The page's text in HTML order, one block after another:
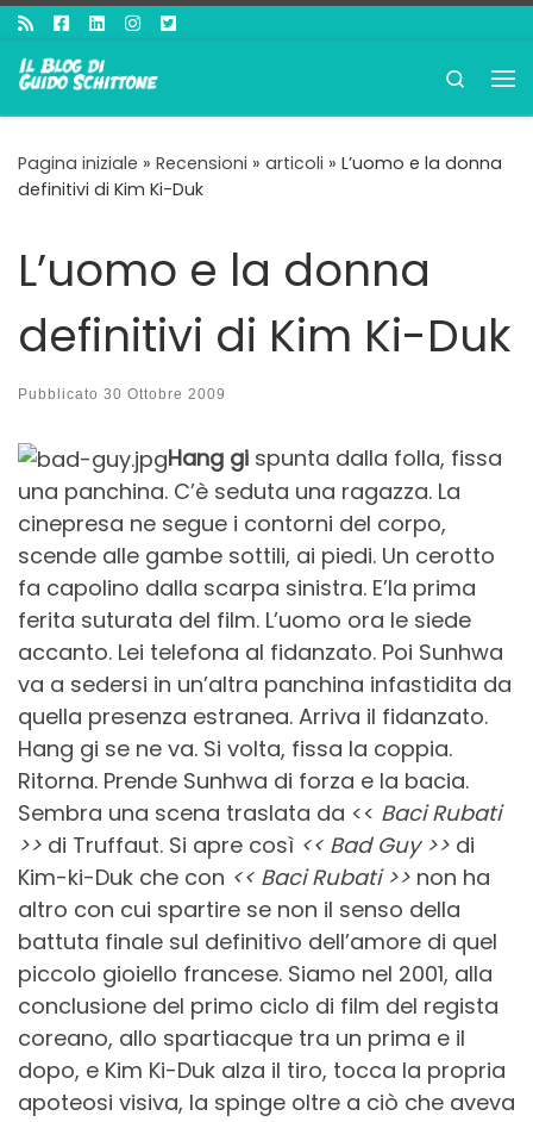
Passa al contenuto
Search
Pagina iniziale » Recensioni » articoli » L’uomo e la donna
definitivi di Kim Ki-Duk
L’uomo e la donna
definitivi di Kim Ki-Duk
Pubblicato 30 Ottobre 2009
Hang gi spunta dalla folla, fissa
una panchina. C’è seduta una ragazza. La
cinepresa ne segue i contorni del corpo,
scende alle gambe sottili, ai piedi. Un cerotto
fa capolino dalla scarpa sinistra. E’la prima
ferita suturata del film. L’uomo ora le siede
accanto. Lei telefona al fidanzato. Poi Sunhwa
va a sedersi in un’altra panchina infastidita da
quella presenza estranea. Arriva il fidanzato.
Hang gi se ne va. Si volta, fissa la coppia.
Ritorna. Prende Sunhwa di forza e la bacia.
Sembra una scena traslata da << Baci Rubati
>> di Truffaut. Si apre così << Bad Guy >> di
Kim-ki-Duk che con << Baci Rubati >> non ha
altro con cui spartire se non il senso della
battuta finale sul definitivo dell’amore di quel
piccolo gioiello francese. Siamo nel 2001, alla
conclusione del primo ciclo di film del regista
coreano, allo spartiacque tra un prima e il
dopo, e Kim Ki-Duk alza il tiro, tocca la propria
apoteosi visiva, la spinge oltre a ciò che aveva